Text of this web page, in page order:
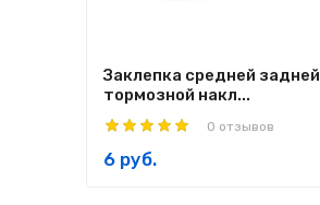
Заклепка средней задней
тормозной накл...
0 отзывов
6 руб.